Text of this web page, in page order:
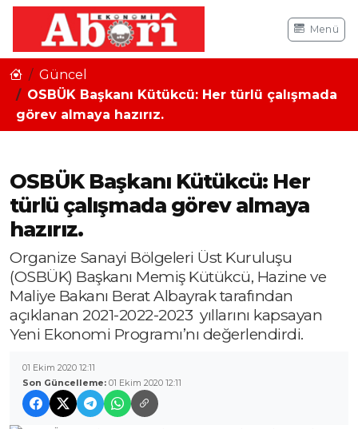
Menü
Güncel
OSBÜK Başkanı Kütükcü: Her türlü çalışmada
görev almaya hazırız.
OSBÜK Başkanı Kütükcü: Her
türlü çalışmada görev almaya
hazırız.
Organize Sanayi Bölgeleri Üst Kuruluşu
(OSBÜK) Başkanı Memiş Kütükcü, Hazine ve
Maliye Bakanı Berat Albayrak tarafından
açıklanan 2021-2022-2023 yıllarını kapsayan
Yeni Ekonomi Programı’nı değerlendirdi.
01 Ekim 2020 12:11
Son Güncelleme: 01 Ekim 2020 12:11